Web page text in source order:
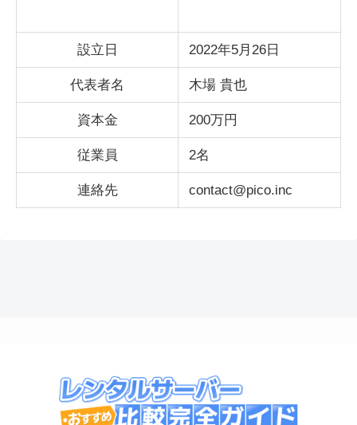
設立日 2022年5月26日
代表者名 木場 貴也
資本金 200万円
従業員 2名
連絡先 contact@pico.inc